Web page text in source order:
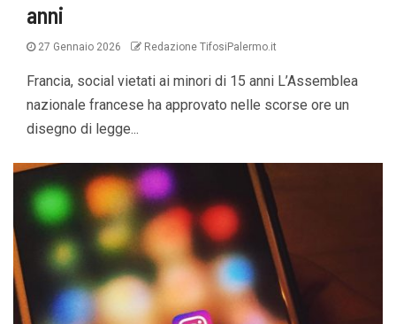
anni
27 Gennaio 2026 Redazione TifosiPalermo.it
Francia, social vietati ai minori di 15 anni L’Assemblea
nazionale francese ha approvato nelle scorse ore un
disegno di legge...